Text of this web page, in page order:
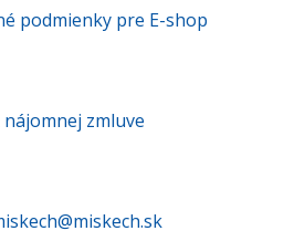
podmienky pre E-shop
zmluve